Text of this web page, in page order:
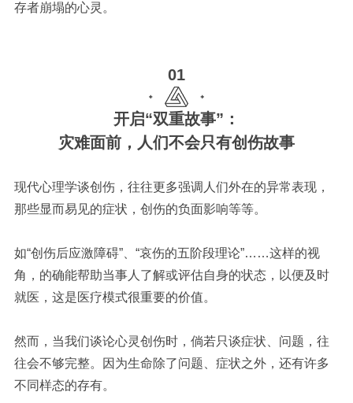
存者崩塌的心灵。
01
开启“双重故事”：
灾难面前，人们不会只有创伤故事
现代心理学谈创伤，往往更多强调人们外在的异常表现，
那些显而易见的症状，创伤的负面影响等等。
如“创伤后应激障碍”、“哀伤的五阶段理论”……这样的视
角，的确能帮助当事人了解或评估自身的状态，以便及时
就医，这是医疗模式很重要的价值。
然而，当我们谈论心灵创伤时，倘若只谈症状、问题，往
往会不够完整。因为生命除了问题、症状之外，还有许多
不同样态的存有。